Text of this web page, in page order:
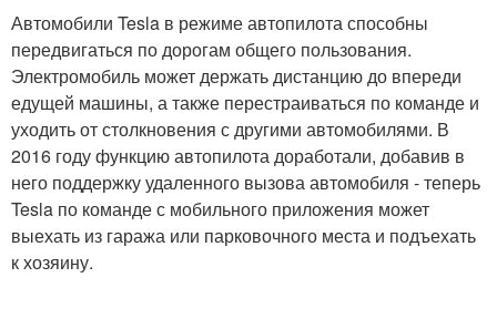
Автомобили Tesla в режиме автопилота способны
передвигаться по дорогам общего пользования.
Электромобиль может держать дистанцию до впереди
едущей машины, а также перестраиваться по команде и
уходить от столкновения с другими автомобилями. В
2016 году функцию автопилота доработали, добавив в
него поддержку удаленного вызова автомобиля - теперь
Tesla по команде с мобильного приложения может
выехать из гаража или парковочного места и подъехать
к хозяину.